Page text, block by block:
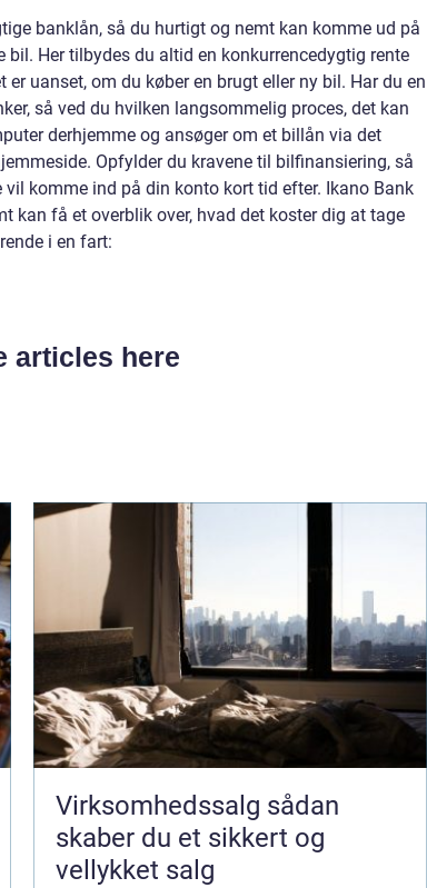
banklån, så du hurtigt og nemt kan komme ud på
Her tilbydes du altid en konkurrencedygtig rente
uanset, om du køber en brugt eller ny bil. Har du en
så ved du hvilken langsommelig proces, det kan
derhjemme og ansøger om et billån via det
Opfylder du kravene til bilfinansiering, så
komme ind på din konto kort tid efter. Ikano Bank
kan få et overblik over, hvad det koster dig at tage
i en fart:
articles here
Virksomhedssalg sådan
skaber du et sikkert og
vellykket salg